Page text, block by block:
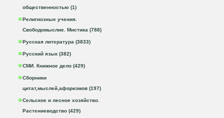
общественностью (1)
Религиозные учения.
Свободомыслие. Мистика (788)
Русская литература (3833)
Русский язык (382)
СМИ. Книжное дело (429)
Сборники
цитат,мыслей,афоризмов (197)
Сельское и лесное хозяйство.
Растениеводство (429)